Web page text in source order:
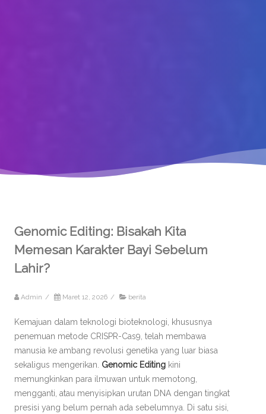
Genomic Editing: Bisakah Kita
Memesan Karakter Bayi Sebelum
Lahir?
Admin / Maret 12, 2026 / berita
Kemajuan dalam teknologi bioteknologi, khususnya
penemuan metode CRISPR-Cas9, telah membawa
manusia ke ambang revolusi genetika yang luar biasa
sekaligus mengerikan. Genomic Editing kini
memungkinkan para ilmuwan untuk memotong,
mengganti, atau menyisipkan urutan DNA dengan tingkat
presisi yang belum pernah ada sebelumnya. Di satu sisi,